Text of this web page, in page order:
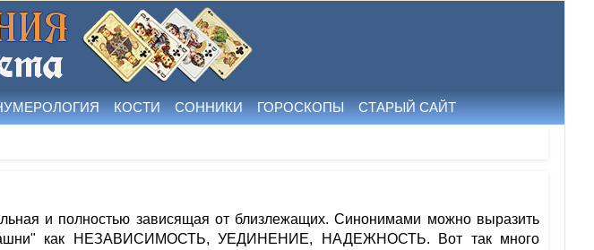
КОСТИ СОННИКИ ГОРОСКОПЫ СТАРЫЙ САЙТ
и полностью зависящая от близлежащих. Синонимами можно выразить
как НЕЗАВИСИМОСТЬ, УЕДИНЕНИЕ, НАДЕЖНОСТЬ. Вот так много